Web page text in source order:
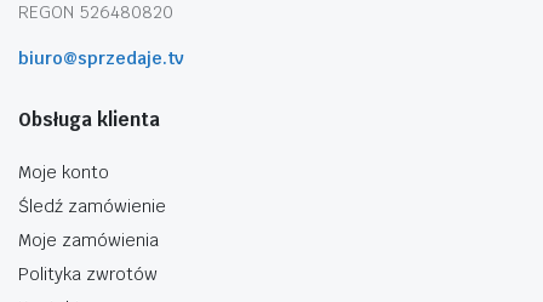
REGON 526480820
biuro@sprzedaje.tv
Obsługa klienta
Moje konto
Śledź zamówienie
Moje zamówienia
Polityka zwrotów